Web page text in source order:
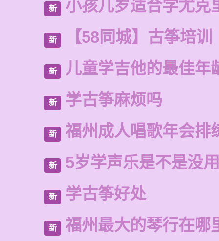
新 小孩几岁适合学尤克
新 【58同城】古筝培训
新 儿童学吉他的最佳年
新 学古筝麻烦吗
新 福州成人唱歌年会排
新 5岁学声乐是不是没用
新 学古筝好处
新 福州最大的琴行在哪